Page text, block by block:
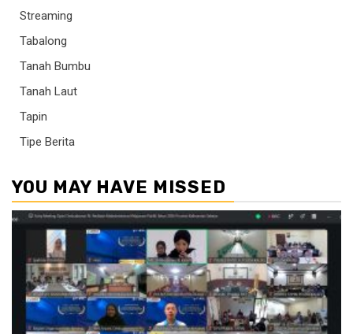
Streaming
Tabalong
Tanah Bumbu
Tanah Laut
Tapin
Tipe Berita
YOU MAY HAVE MISSED